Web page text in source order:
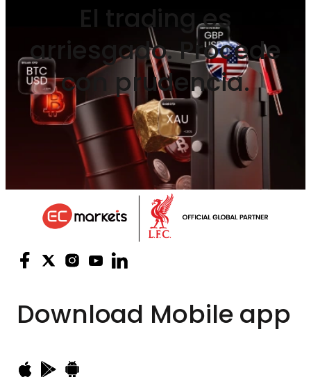
El trading es
arriesgado. Procede
con prudencia.
Download Mobile app